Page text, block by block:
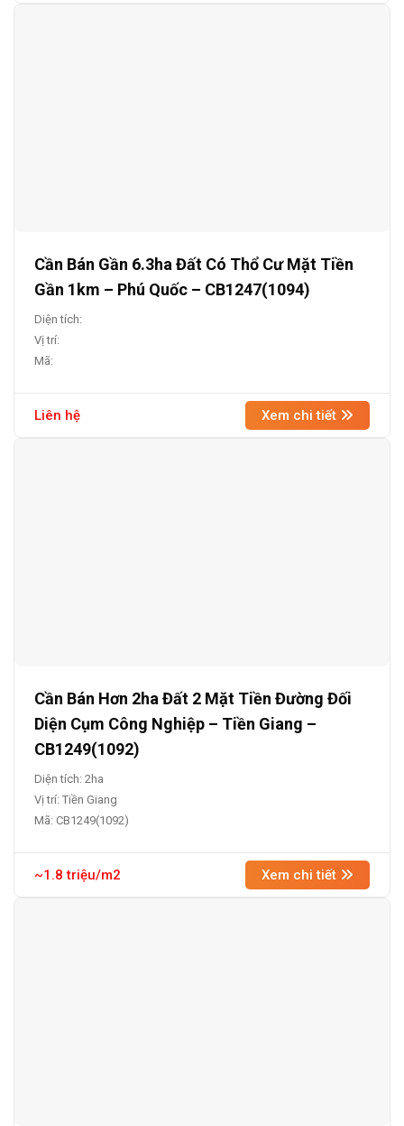
Cần Bán Gần 6.3ha Đất Có Thổ Cư Mặt Tiền
Gần 1km – Phú Quốc – CB1247(1094)
Diện tích:
Vị trí:
Mã:
Liên hệ Xem chi tiết
Cần Bán Hơn 2ha Đất 2 Mặt Tiền Đường Đối
Diện Cụm Công Nghiệp – Tiền Giang –
CB1249(1092)
Diện tích: 2ha
Vị trí: Tiền Giang
Mã: CB1249(1092)
~1.8 triệu/m2 Xem chi tiết